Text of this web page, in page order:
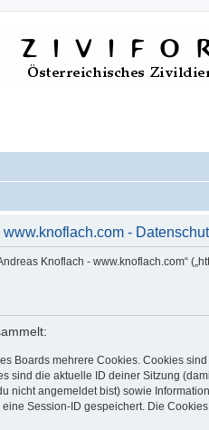
-
Knoflach - www.knoflach.com“
Boards mehrere Cookies. Cookies
sind die aktuelle ID deiner Sitzung
nicht angemeldet bist) sowie
Session-ID gespeichert. Die